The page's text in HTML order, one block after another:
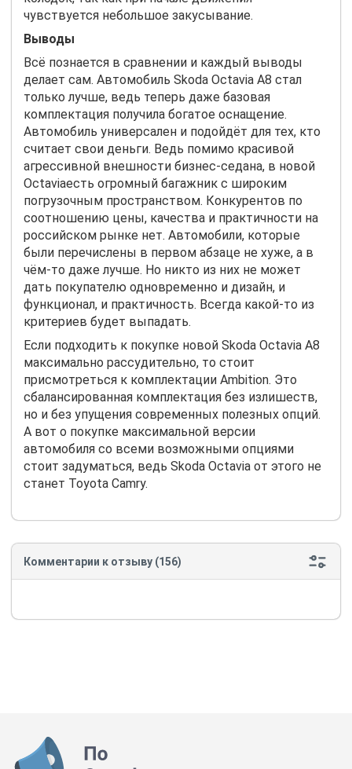
чувствуется небольшое закусывание.
Выводы
Всё познается в сравнении и каждый выводы
делает сам. Автомобиль Skoda Octavia A8 стал
только лучше, ведь теперь даже базовая
комплектация получила богатое оснащение.
Автомобиль универсален и подойдёт для тех, кто
считает свои деньги. Ведь помимо красивой
агрессивной внешности бизнес-седана, в новой
Octaviaесть огромный багажник с широким
погрузочным пространством. Конкурентов по
соотношению цены, качества и практичности на
российском рынке нет. Автомобили, которые
были перечислены в первом абзаце не хуже, а в
чём-то даже лучше. Но никто из них не может
дать покупателю одновременно и дизайн, и
функционал, и практичность. Всегда какой-то из
критериев будет выпадать.
Если подходить к покупке новой Skoda Octavia A8
максимально рассудительно, то стоит
присмотреться к комплектации Ambition. Это
сбалансированная комплектация без излишеств,
но и без упущения современных полезных опций.
А вот о покупке максимальной версии
автомобиля со всеми возможными опциями
стоит задуматься, ведь Skoda Octavia от этого не
станет Toyota Camry.
Комментарии к отзыву (156)